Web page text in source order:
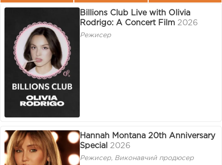
Billions Club Live with Olivia
Rodrigo: A Concert Film 2026
Режисер
Hannah Montana 20th Anniversary
Special 2026
Режисер, Виконавчий продюсер